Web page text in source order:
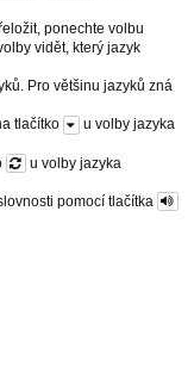
ponechte volbu
vidět, který jazyk
Pro většinu jazyků zná
tlačítko
u volby jazyka
u volby jazyka
pomocí tlačítka